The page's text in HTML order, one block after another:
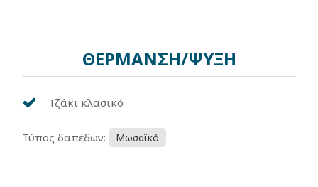
ΘΕΡΜΑΝΣΗ/ΨΥΞΗ
Τζάκι κλασικό
Τύπος δαπέδων: Μωσαϊκό